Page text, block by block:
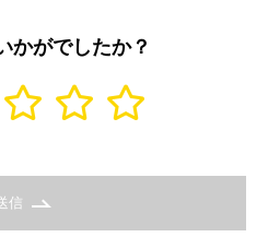
かがでしたか？
信